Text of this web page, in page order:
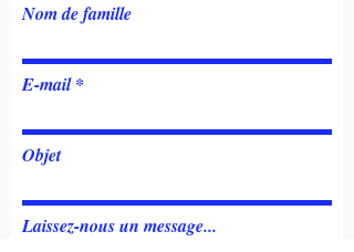
Nom de famille
E-mail
Objet
Laissez-nous un message...